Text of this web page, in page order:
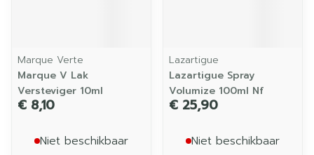
Marque Verte
Marque V Lak
Versteviger 10ml
€ 8,10
Niet beschikbaar
Lazartigue
Lazartigue Spray
Volumize 100ml Nf
€ 25,90
Niet beschikbaar